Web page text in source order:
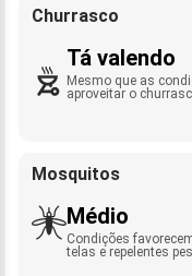
Churrasco
Tá valendo
Mesmo que as
aproveitar o
Mosquitos
Médio
Condições
telas e repelentes